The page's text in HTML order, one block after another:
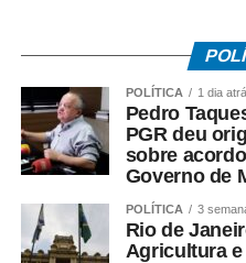
prótese, além de 3.429
reconstrução mamária pós-
Concentração
Estados do Sudeste
internações, o equivalente a
procedimentos mamários
feitos pelo SUS entre 2016
POLÍTICA 1 dia
Pedro
PGR deu
sobre
Governo de
POLÍTICA 3
Rio de
Agricultura